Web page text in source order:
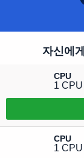
자신에
CPU
1 CPU
CPU
1 CPU